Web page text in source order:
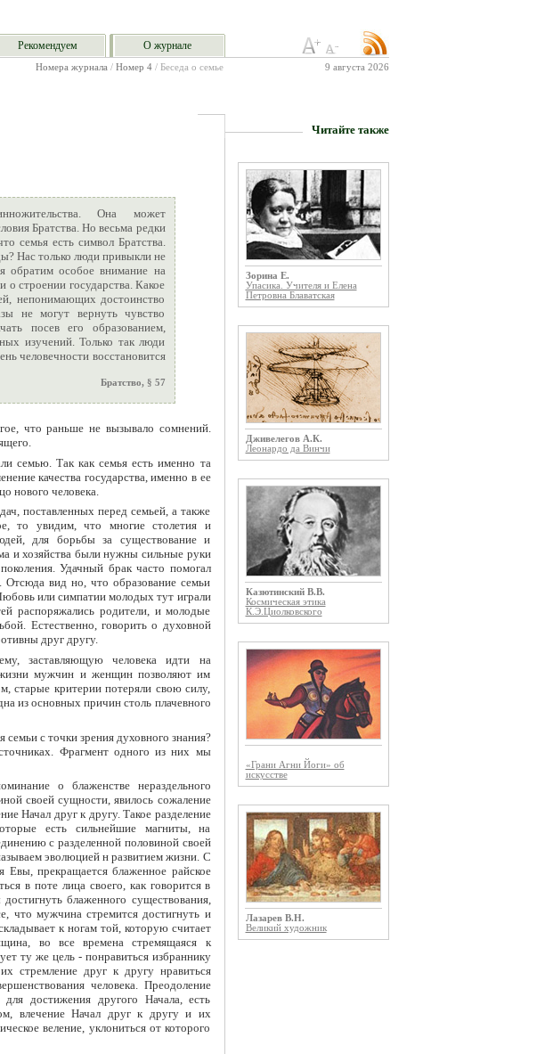
Рекомендуем О журнале
9 августа 2026
Номера журнала / Номер 4/ Беседа о семье
Она может
Братства. Но весьма редки
семья есть символ Братства.
Нас только люди привыкли не
обратим особое внимание на
строении государства. Какое
непонимающих достоинство
не могут вернуть чувство
посев его образованием,
изучений. Только так люди
человечности восстановится
Братство, § 57
что раньше не вызывало сомнений.
семью. Так как семья есть именно та
качества государства, именно в ее
нового человека.
поставленных перед семьей, а также
то увидим, что многие столетия и
для борьбы за существование и
и хозяйства были нужны сильные руки
Удачный брак часто помогал
вид но, что образование семьи
или симпатии молодых тут играли
распоряжались родители, и молодые
Естественно, говорить о духовной
друг другу.
заставляющую человека идти на
мужчин и женщин позволяют им
старые критерии потеряли свою силу,
из основных причин столь плачевного
с точки зрения духовного знания?
Фрагмент одного из них мы
о блаженстве нераздельного
своей сущности, явилось сожаление
Начал друг к другу. Такое разделение
есть сильнейшие магниты, на
с разделенной половиной своей
эволюцией н развитием жизни. С
Евы, прекращается блаженное райское
в поте лица своего, как говорится в
блаженного существования,
что мужчина стремится достигнуть и
к ногам той, которую считает
во все времена стремящаяся к
ту же цель - понравиться избраннику
стремление друг к другу нравиться
человека. Преодоление
достижения другого Начала, есть
влечение Начал друг к другу и их
веление, уклониться от которого
Читайте также
Зорина Е.
Упасика. Учителя и Елена
Петровна Блаватская
Дживелегов А.К.
Леонардо да Винчи
Казютинский В.В.
Космическая этика
К.Э.Циолковского
«Грани Агни Йоги» об
искусстве
Лазарев В.Н.
Великий художник